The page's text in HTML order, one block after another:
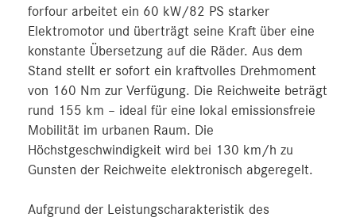
forfour arbeitet ein 60 kW/82 PS starker
Elektromotor und überträgt seine Kraft über eine
konstante Übersetzung auf die Räder. Aus dem
Stand stellt er sofort ein kraftvolles Drehmoment
von 160 Nm zur Verfügung. Die Reichweite beträgt
rund 155 km – ideal für eine lokal emissionsfreie
Mobilität im urbanen Raum. Die
Höchstgeschwindigkeit wird bei 130 km/h zu
Gunsten der Reichweite elektronisch abgeregelt.
Aufgrund der Leistungscharakteristik des